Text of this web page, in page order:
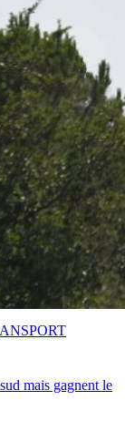
mais gagnent le